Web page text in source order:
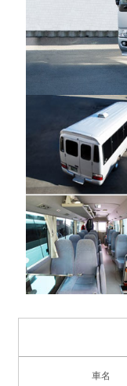
車名